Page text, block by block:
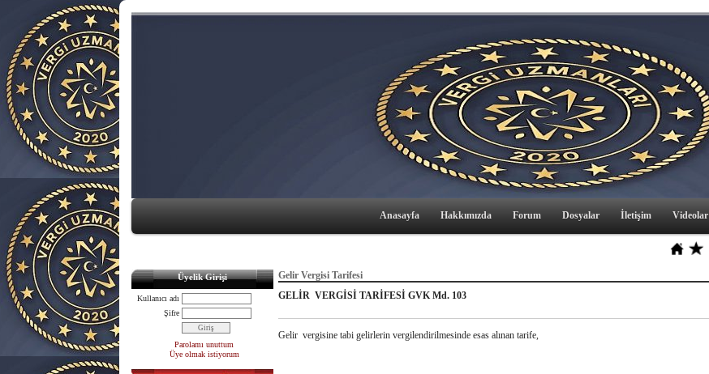
Anasayfa Hakkımızda Forum Dosyalar İletişim Videolar
Üyelik Girişi
Kullanıcı adı
Şifre
Parolamı unuttum
Üye olmak istiyorum
Gelir Vergisi Tarifesi
GELİR VERGİSİ TARİFESİ GVK Md. 103
Gelir vergisine tabi gelirlerin vergilendirilmesinde esas alınan tarife,